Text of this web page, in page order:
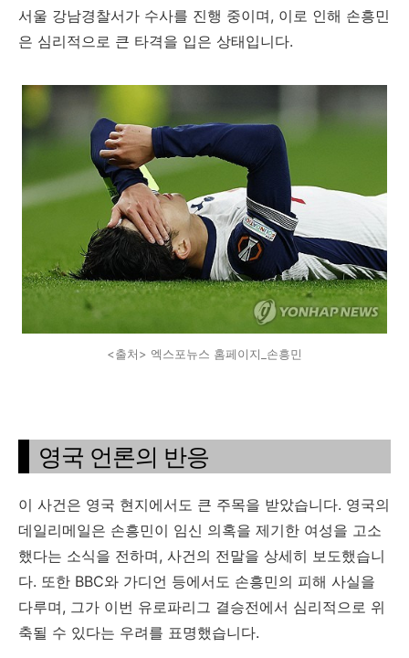
서울 강남경찰서가 수사를 진행 중이며, 이로 인해 손흥민
은 심리적으로 큰 타격을 입은 상태입니다.
<출처> 엑스포뉴스 홈페이지_손흥민
영국 언론의 반응
이 사건은 영국 현지에서도 큰 주목을 받았습니다. 영국의
데일리메일은 손흥민이 임신 의혹을 제기한 여성을 고소
했다는 소식을 전하며, 사건의 전말을 상세히 보도했습니
다. 또한 BBC와 가디언 등에서도 손흥민의 피해 사실을
다루며, 그가 이번 유로파리그 결승전에서 심리적으로 위
축될 수 있다는 우려를 표명했습니다.